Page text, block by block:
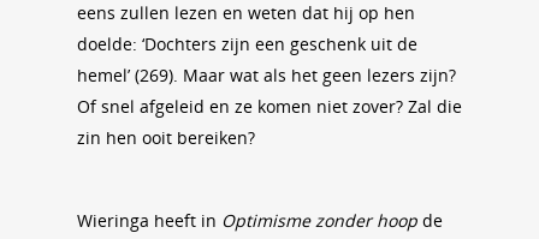
eens zullen lezen en weten dat hij op hen
doelde: ‘Dochters zijn een geschenk uit de
hemel’ (269). Maar wat als het geen lezers zijn?
Of snel afgeleid en ze komen niet zover? Zal die
zin hen ooit bereiken?
Wieringa heeft in Optimisme zonder hoop de